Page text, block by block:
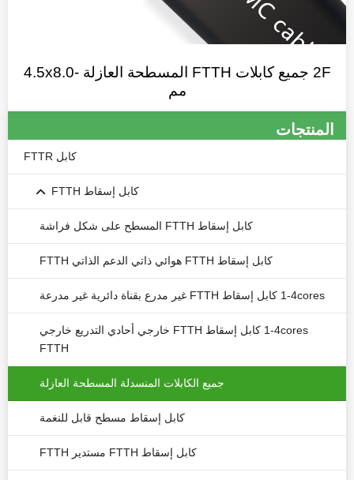
المنتجات
كابل FTTR
كابل إسقاط FTTH
كابل إسقاط FTTH المسطح على شكل فراشة
كابل إسقاط FTTH هوائي ذاتي الدعم الذاتي FTTH
1-4cores كابل إسقاط FTTH غير مدرع بقناة دائرية غير مدرعة
1-4cores كابل إسقاط FTTH خارجي أحادي التدريع خارجي
FTTH
جميع الكابلات المنسدلة المسطحة العازلة
كابل إسقاط مسطح قابل للنغمة
كابل إسقاط FTTH مستدير FTTH
2F جميع كابلات FTTH المسطحة العازلة -4.5x8.0
مم